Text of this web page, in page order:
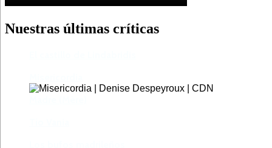
Nuestras últimas críticas